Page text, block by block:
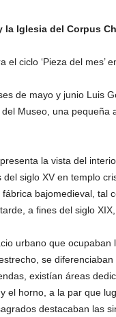
la Iglesia del Corpus
el ciclo ‘Pieza del mes’
de mayo y junio Luis
Museo, una pequeña
la vista del
del siglo XV en templo
bajomedieval, tal
a fines del siglo
urbano que
se
existían áreas
el horno, a la par que
destacaban las